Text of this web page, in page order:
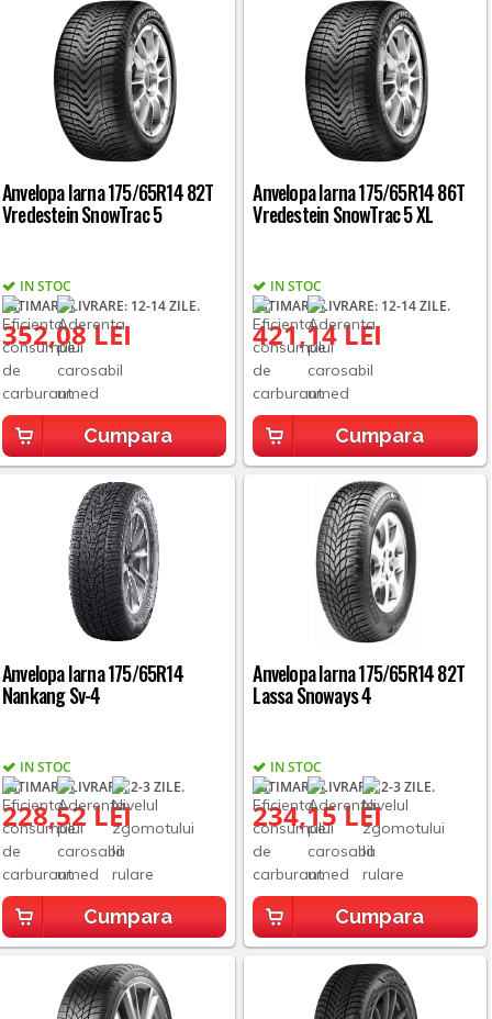
Anvelopa Iarna 175/65R14 82T
Vredestein SnowTrac 5
IN STOC
ESTIMARE LIVRARE: 12-14 ZILE.
352,08 LEI
Cumpara
Anvelopa Iarna 175/65R14 86T
Vredestein SnowTrac 5 XL
IN STOC
ESTIMARE LIVRARE: 12-14 ZILE.
421,14 LEI
Cumpara
Anvelopa Iarna 175/65R14
Nankang Sv-4
IN STOC
ESTIMARE LIVRARE: 2-3 ZILE.
228,52 LEI
Cumpara
Anvelopa Iarna 175/65R14 82T
Lassa Snoways 4
IN STOC
ESTIMARE LIVRARE: 2-3 ZILE.
234,15 LEI
Cumpara